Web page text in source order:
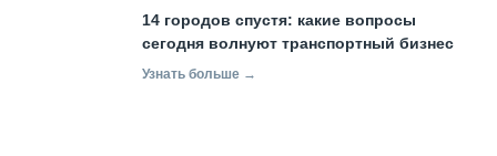
14 городов спустя: какие вопросы
сегодня волнуют транспортный бизнес
Узнать больше →